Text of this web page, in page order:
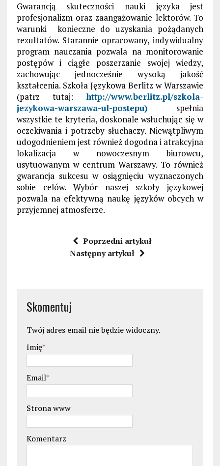
Gwarancją skuteczności nauki języka jest
profesjonalizm oraz zaangażowanie lektorów. To
warunki konieczne do uzyskania pożądanych
rezultatów. Starannie opracowany, indywidualny
program nauczania pozwala na monitorowanie
postępów i ciągłe poszerzanie swojej wiedzy,
zachowując jednocześnie wysoką jakość
kształcenia. Szkoła Językowa Berlitz w Warszawie
(patrz tutaj:http://www.berlitz.pl/szkola-
jezykowa-warszawa-ul-postepu)spełnia
wszystkie te kryteria, doskonale wsłuchując się w
oczekiwania i potrzeby słuchaczy. Niewątpliwym
udogodnieniem jest również dogodna i atrakcyjna
lokalizacja w nowoczesnym biurowcu,
usytuowanym w centrum Warszawy. To również
gwarancja sukcesu w osiągnięciu wyznaczonych
sobie celów. Wybór naszej szkoły językowej
pozwala na efektywną naukę języków obcych w
przyjemnej atmosferze.
Poprzedni artykuł
Następny artykuł
Skomentuj
Twój adres email nie będzie widoczny.
Imię*
Email*
Strona www
Komentarz